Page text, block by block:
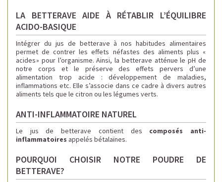
LA BETTERAVE AIDE À RÉTABLIR L’ÉQUILIBRE
ACIDO-BASIQUE
Intégrer du jus de betterave à nos habitudes alimentaires
permet de contrer les effets néfastes des aliments plus «
acides » pour l’organisme. Ainsi, la betterave atténue le pH de
notre corps et le préserve des effets pervers d’une
alimentation trop acide : développement de maladies,
inflammations etc. Elle s’associe dans ce cadre à divers autres
aliments tels que le citron ou les légumes verts.
ANTI-INFLAMMATOIRE NATUREL
Le jus de betterave contient des composés anti-
inflammatoires appelés bétalaïnes.
POURQUOI CHOISIR NOTRE POUDRE DE
BETTERAVE?